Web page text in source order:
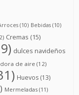
(10) Bebidas (10)
Cremas (15)
dulces navideños
de aire(12)
Huevos (13)
Mermeladas (11)